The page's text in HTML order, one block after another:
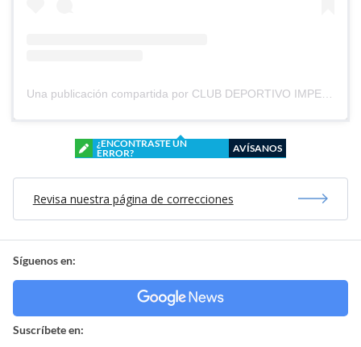
¿ENCONTRASTE UN
ERROR?
AVÍSANOS
Revisa nuestra página de correcciones
Síguenos en:
Suscríbete en: